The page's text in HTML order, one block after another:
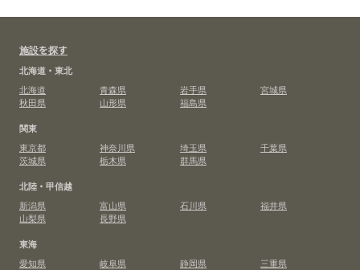
施設を探す
北海道・東北
北海道
青森県 岩手県
宮城県
秋田県
山形県
福島県
関東
東京都
神奈川県 埼玉県
千葉県
茨城県
栃木県
群馬県
北陸・甲信越
新潟県
富山県 石川県
福井県
山梨県
長野県
東海
愛知県
岐阜県 静岡県
三重県